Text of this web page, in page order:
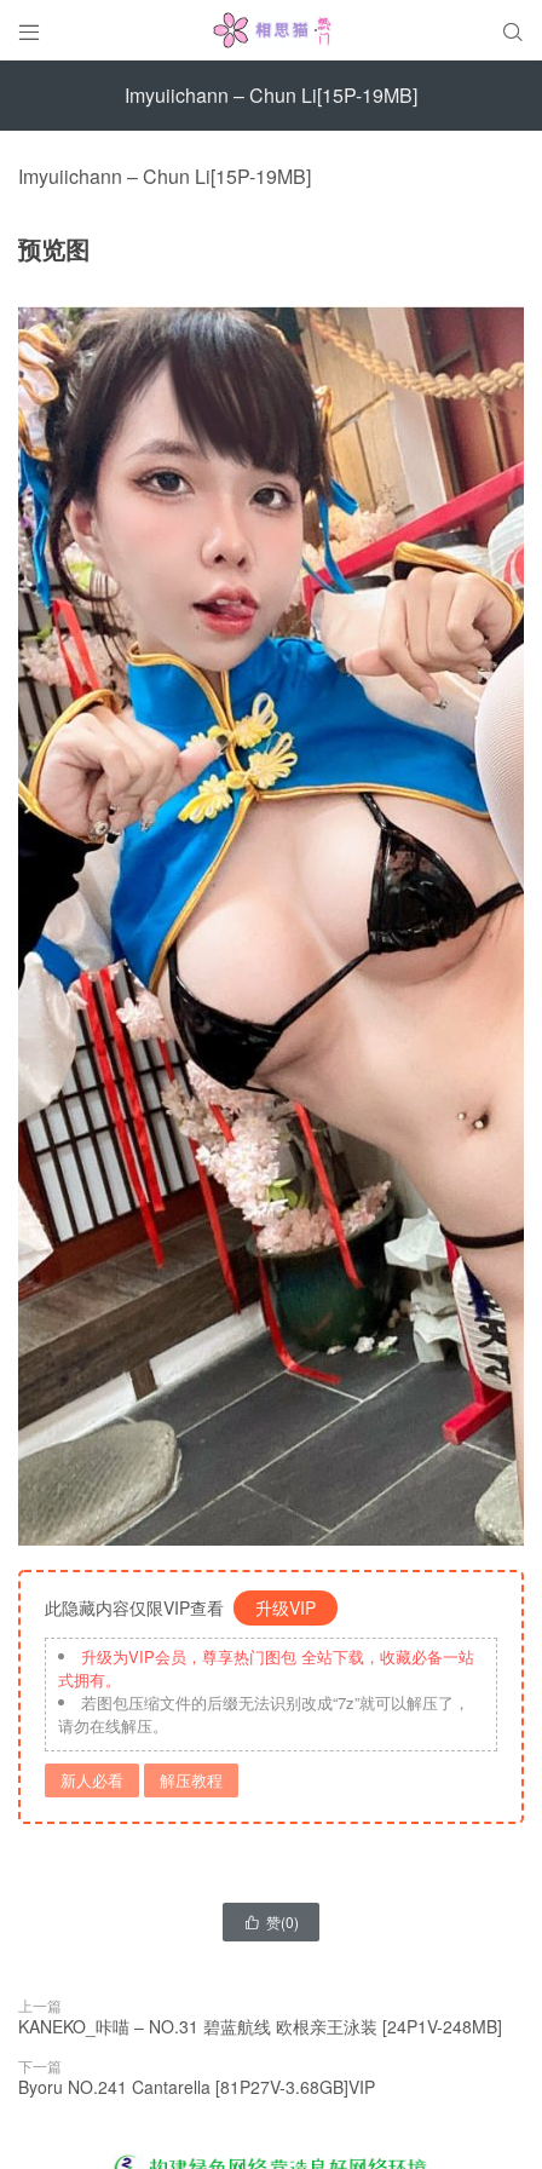
 
Imyuiichann – Chun Li[15P-19MB]
Imyuiichann – Chun Li[15P-19MB]
预览图
此隐藏内容仅限VIP查看 升级VIP
升级为VIP会员，尊享热门图包 全站下载，收藏必备一站
式拥有。
若图包压缩文件的后缀无法识别改成“7z”就可以解压了，
请勿在线解压。
新人必看 解压教程
 赞(0)
上一篇
KANEKO_咔喵 – NO.31 碧蓝航线 欧根亲王泳装 [24P1V-248MB]
下一篇
Byoru NO.241 Cantarella [81P27V-3.68GB]VIP